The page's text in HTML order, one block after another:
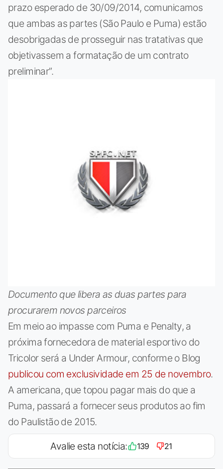
prazo esperado de 30/09/2014, comunicamos
que ambas as partes (São Paulo e Puma) estão
desobrigadas de prosseguir nas tratativas que
objetivassem a formatação de um contrato
preliminar”.
Documento que libera as duas partes para
procurarem novos parceiros
Em meio ao impasse com Puma e Penalty, a
próxima fornecedora de material esportivo do
Tricolor será a Under Armour, conforme o Blog
publicou com exclusividade em 25 de novembro.
A americana, que topou pagar mais do que a
Puma, passará a fornecer seus produtos ao fim
do Paulistão de 2015.
Avalie esta notícia: 139 21